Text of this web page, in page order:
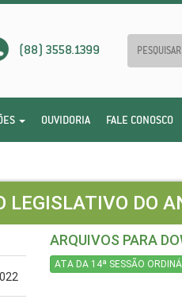
(88) 3558.1399
OUVIDORIA FALE CONOSCO
LEGISLATIVO DO
ARQUIVOS PARA
ATA DA 14ª SESSÃO